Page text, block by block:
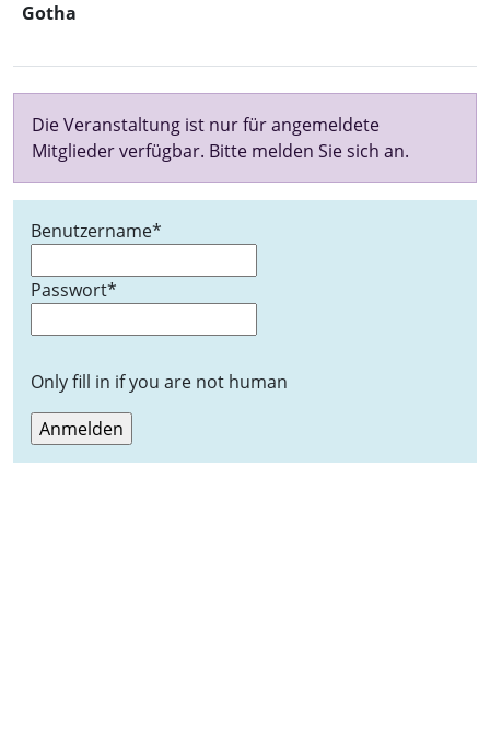
Gotha
Die Veranstaltung ist nur für angemeldete
Mitglieder verfügbar. Bitte melden Sie sich an.
Benutzername*
Passwort*
Only fill in if you are not human